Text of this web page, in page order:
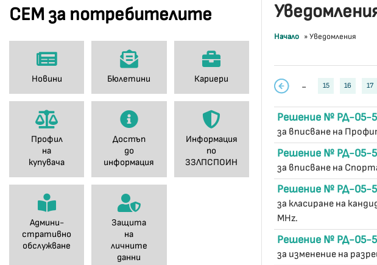
СЕМ за потребителите
Новини Бюлетини Кариери
Профил
на
купувача
Достъп
до
информация
Информация
по
ЗЗЛПСПОИН
Админи-
стративно
обслужване
Защита
на
личните
данни
Начало »Уведомления
.. 15 16 17
Решение № РД-05-
за вписване на
Решение № РД-05-
за вписване на
Решение № РД-05-
за класиране на
MHz.
Решение № РД-05-
за изменение на